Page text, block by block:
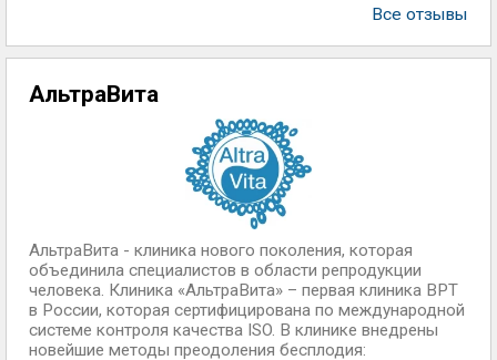
Все отзывы
АльтраВита
АльтраВита - клиника нового поколения, которая
объединила специалистов в области репродукции
человека. Клиника «АльтраВита» – первая клиника ВРТ
в России, которая сертифицирована по международной
системе контроля качества ISO. В клинике внедрены
новейшие методы преодоления бесплодия: